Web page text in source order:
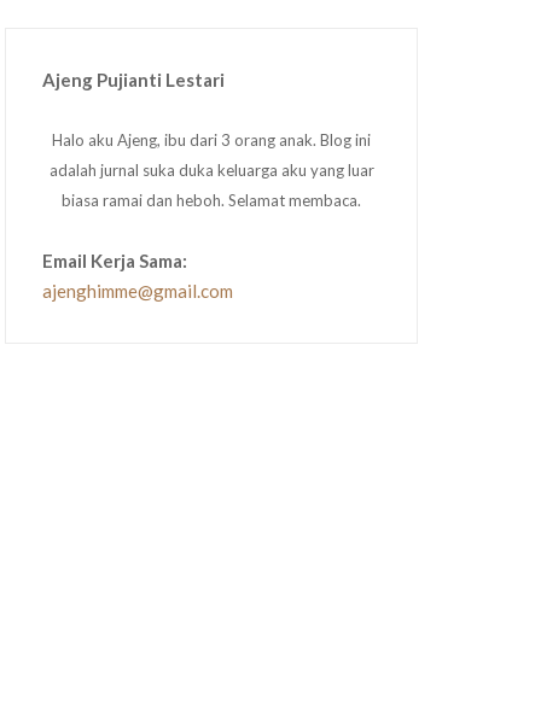
Ajeng Pujianti Lestari
Halo aku Ajeng, ibu dari 3 orang anak. Blog ini
adalah jurnal suka duka keluarga aku yang luar
biasa ramai dan heboh. Selamat membaca.
Email Kerja Sama:
ajenghimme@gmail.com